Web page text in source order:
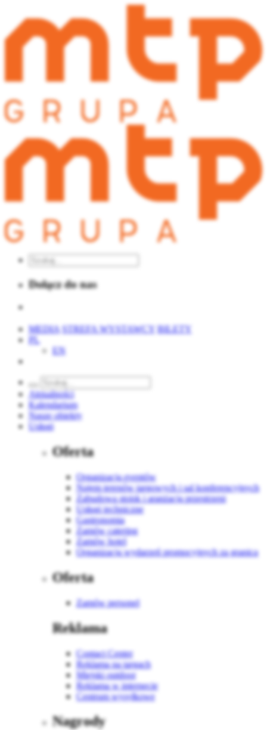
Dołącz do nas
MEDIA STREFA WYSTAWCY BILETY
PL
EN
Aktualności
Kalendarium
Nasze obiekty
Usługi
Oferta
Organizacja eventów
Najem terenów targowych i sal konferencyjnych
Zabudowa stoisk i aranżacja przestrzeni
Usługi techniczne
Gastronomia
Zamów catering
Zamów hotel
Organizacja wydarzeń promocyjnych za granicą
Oferta
Zamów personel
Reklama
Contact Center
Reklama na targach
Miejski outdoor
Reklama w internecie
Centrum wysyłkowe
Nagrody